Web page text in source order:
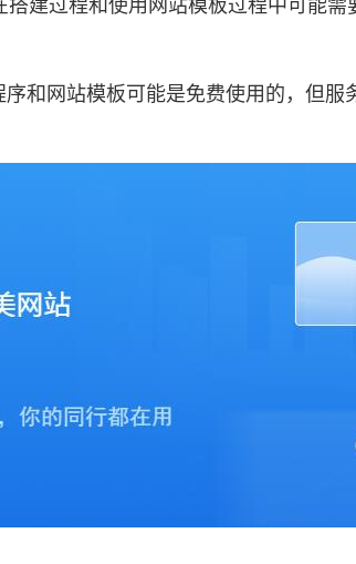
网站模板可能是免费使用的，但服